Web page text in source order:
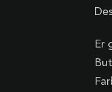
Er